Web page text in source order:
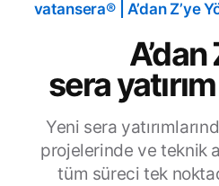
vatansera® | A’dan Z’ye
A’dan
sera
Yeni sera
projelerinde ve teknik
tüm süreci tek